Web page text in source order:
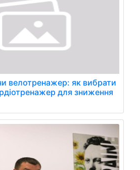
велотренажер: як вибрати
для зниження